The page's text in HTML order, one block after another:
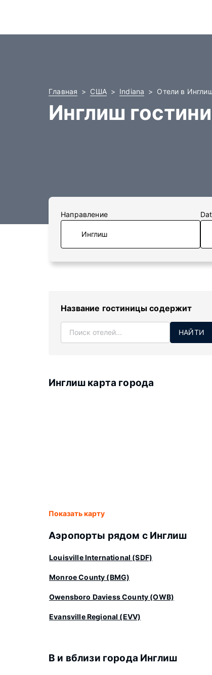
Главная США Indiana Отели в
Инглиш
Направление
Название гостиницы содержит
НАЙТИ
Инглиш карта города
Показать карту
Аэропорты рядом с Инглиш
Louisville International (SDF)
Monroe County (BMG)
Owensboro Daviess County (OWB)
Evansville Regional (EVV)
В и вблизи города Инглиш